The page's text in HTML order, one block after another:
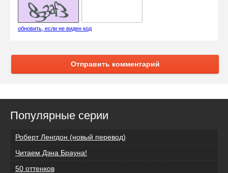
обновить, если не виден код
Отправить комментарий
Популярные серии
Роберт Ленгдон (новый перевод)
Читаем Дэна Брауна!
50 оттенков